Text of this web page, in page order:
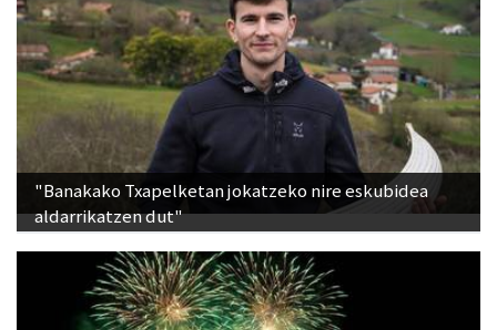
"Banakako Txapelketan jokatzeko nire eskubidea
aldarrikatzen dut"